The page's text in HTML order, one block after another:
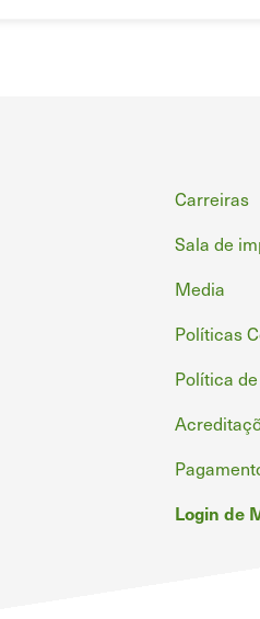
Carreiras
Sala de
Media
Políticas
Política
Login de